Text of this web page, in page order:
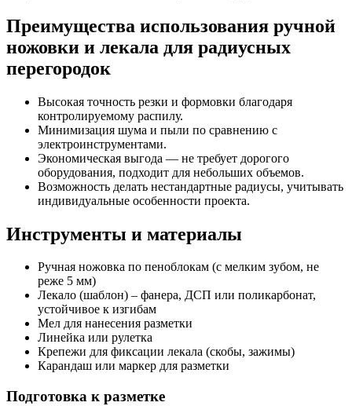
Преимущества использования ручной
ножовки и лекала для радиусных
перегородок
Высокая точность резки и формовки благодаря
контролируемому распилу.
Минимизация шума и пыли по сравнению с
электроинструментами.
Экономическая выгода — не требует дорогого
оборудования, подходит для небольших объемов.
Возможность делать нестандартные радиусы, учитывать
индивидуальные особенности проекта.
Инструменты и материалы
Ручная ножовка по пеноблокам (с мелким зубом, не
реже 5 мм)
Лекало (шаблон) – фанера, ДСП или поликарбонат,
устойчивое к изгибам
Мел для нанесения разметки
Линейка или рулетка
Крепежи для фиксации лекала (скобы, зажимы)
Карандаш или маркер для разметки
Подготовка к разметке